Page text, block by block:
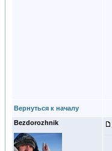
Вернуться к началу
Bezdorozhnik